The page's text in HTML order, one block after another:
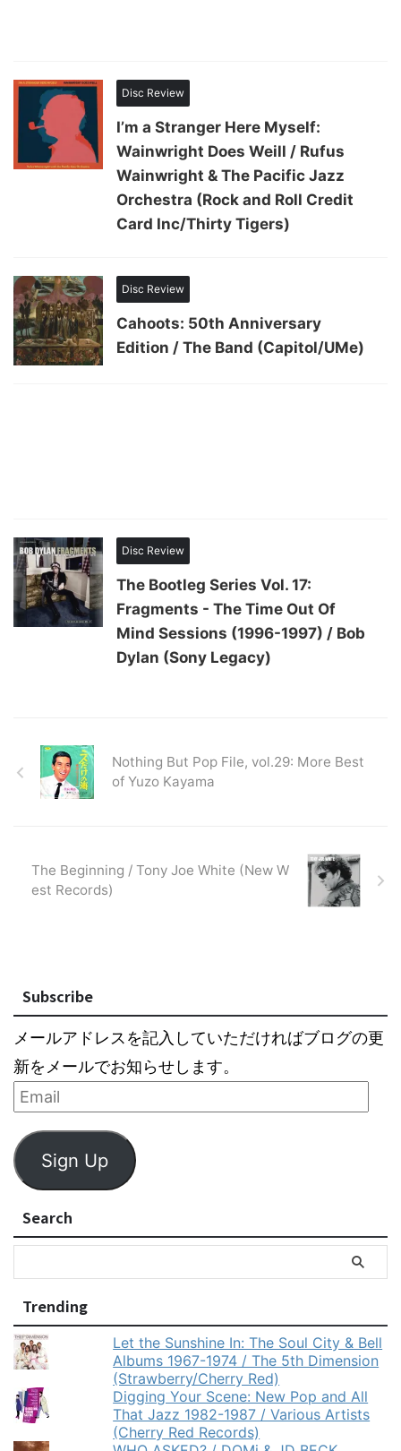
Disc Review
I’m a Stranger Here Myself:
Wainwright Does Weill / Rufus
Wainwright & The Pacific Jazz
Orchestra (Rock and Roll Credit
Card Inc/Thirty Tigers)
Disc Review
Cahoots: 50th Anniversary
Edition / The Band (Capitol/UMe)
Disc Review
The Bootleg Series Vol. 17:
Fragments - The Time Out Of
Mind Sessions (1996-1997) / Bob
Dylan (Sony Legacy)
Nothing But Pop File, vol.29: More Best
of Yuzo Kayama
The Beginning / Tony Joe White (New W
est Records)
Subscribe
メールアドレスを記入していただければブログの更
新をメールでお知らせします。
Sign Up
Search
Trending
Let the Sunshine In: The Soul City & Bell
Albums 1967-1974 / The 5th Dimension
(Strawberry/Cherry Red)
Digging Your Scene: New Pop and All
That Jazz 1982-1987 / Various Artists
(Cherry Red Records)